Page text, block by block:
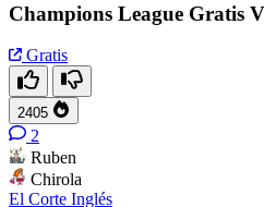
Champions League Gratis
Gratis
2405
2
Ruben
Chirola
El Corte Inglés